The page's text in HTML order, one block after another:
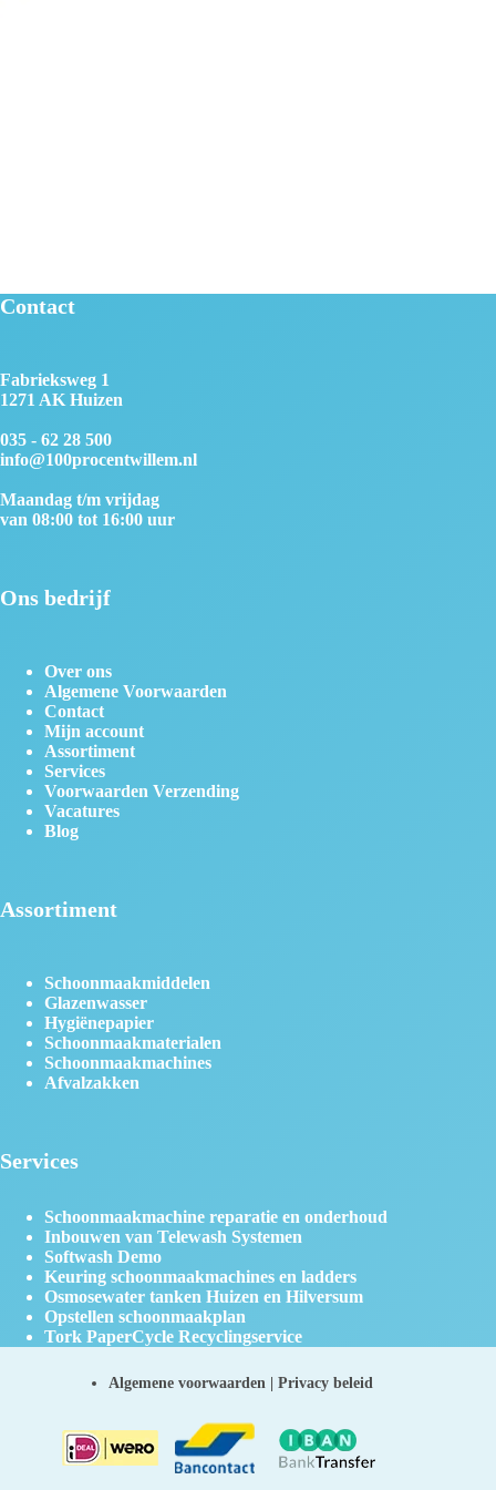
Contact
Fabrieksweg 1
1271 AK Huizen
035 - 62 28 500
info@100procentwillem.nl
Maandag t/m vrijdag
van 08:00 tot 16:00 uur
Ons bedrijf
Over ons
Algemene Voorwaarden
Contact
Mijn account
Assortiment
Services
Voorwaarden Verzending
Vacatures
Blog
Assortiment
Schoonmaakmiddelen
Glazenwasser
Hygiënepapier
Schoonmaakmaterialen
Schoonmaakmachines
Afvalzakken
Services
Schoonmaakmachine reparatie en onderhoud
Inbouwen van Telewash Systemen
Softwash Demo
Keuring schoonmaakmachines en ladders
Osmosewater tanken Huizen en Hilversum
Opstellen schoonmaakplan
Tork PaperCycle Recyclingservice
Algemene voorwaarden| Privacy beleid